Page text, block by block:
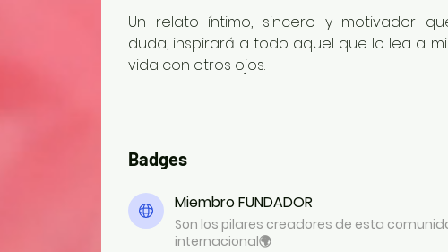
Un relato íntimo, sincero y motivador
duda, inspirará a todo aquel que lo lea a
vida con otros ojos.
Badges
Miembro FUNDADOR
Son los pilares creadores de esta
internacional🌍